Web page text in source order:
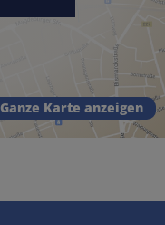
Ganze Karte anzeigen